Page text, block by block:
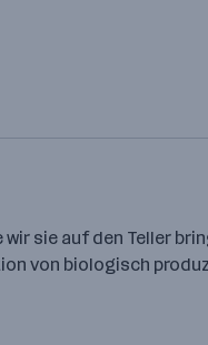
sie auf den Teller
von biologisch